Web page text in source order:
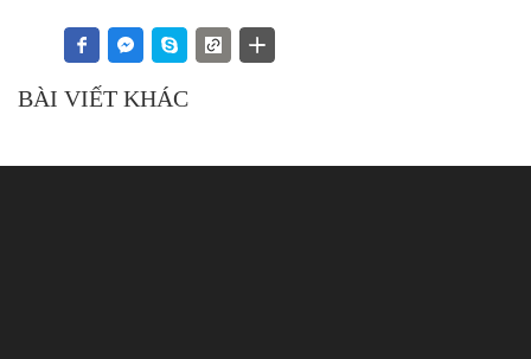
BÀI VIẾT KHÁC